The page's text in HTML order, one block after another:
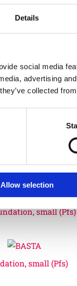
Details
social media
advertising
collected
Allow selection
small (Pfs)